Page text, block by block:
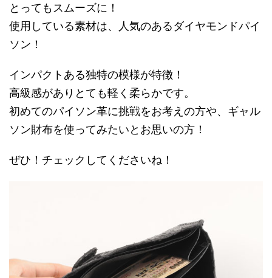
とってもスムーズに！
使用している素材は、人気のあるダイヤモンドパイ
ソン！
インパクトある独特の模様が特徴！
高級感がありとても軽く柔らかです。
初めてのパイソン革に挑戦をお考えの方や、ギャル
ソン財布を使ってみたいとお思いの方！
ぜひ！チェックしてくださいね！